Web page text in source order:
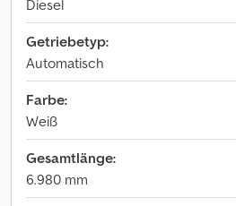
Diesel
Getriebetyp:
Automatisch
Farbe:
Weiß
Gesamtlänge:
6.980 mm